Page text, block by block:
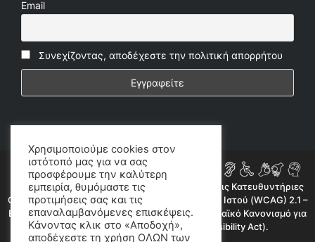
Email
Συνεχίζοντας, αποδέχεστε την πολιτική απορρήτου
Η ιστοσελίδα μας συμμορφώνεται εν μέρει με τις Κατευθυντήριες
Οδηγίες για την Προσβασιμότητα Περιεχομένου Ιστού (WCAG) 2.1 –
Επίπεδο AA, όπως προβλέπεται από τον Ευρωπαϊκό Κανονισμό για
την Προσβασιμότητα (European Accessibility Act).
Χρησιμοποιούμε cookies στον
ιστότοπό μας για να σας
προσφέρουμε την καλύτερη
εμπειρία, θυμόμαστε τις
προτιμήσεις σας και τις
επαναλαμβανόμενες επισκέψεις.
Κάνοντας κλικ στο «Αποδοχή»,
αποδέχεστε τη χρήση ΟΛΩΝ των